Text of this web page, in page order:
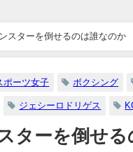
スターを倒せるのは誰なの
ポーツ女子 ボクシング
ジェシーロドリゲス
ターを倒せ